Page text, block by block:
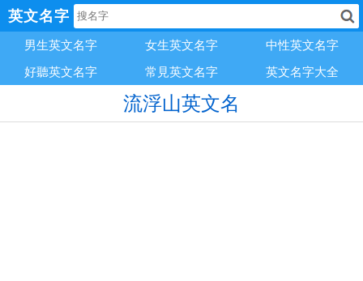
英文名字
男生英文名字 女生英文名字
中性英文名字
好聽英文名字
常見英文名字 英文名字大全
流浮山英文名